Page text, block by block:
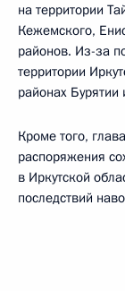
на территории
Кежемского,
районов. Из-за
территории
районах
Кроме того,
распоряжения
в Иркутской
последствий